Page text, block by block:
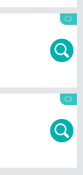
C2
C3